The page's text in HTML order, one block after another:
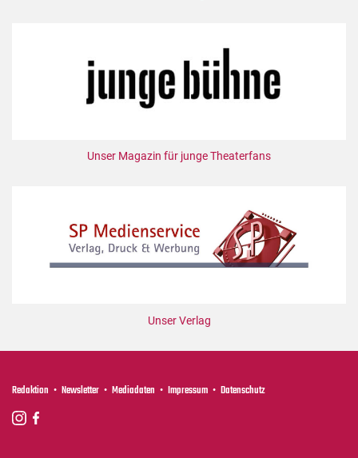
Unser Magazin für junge Theaterfans
Unser Verlag
Redaktion Newsletter Mediadaten Impressum Datenschutz